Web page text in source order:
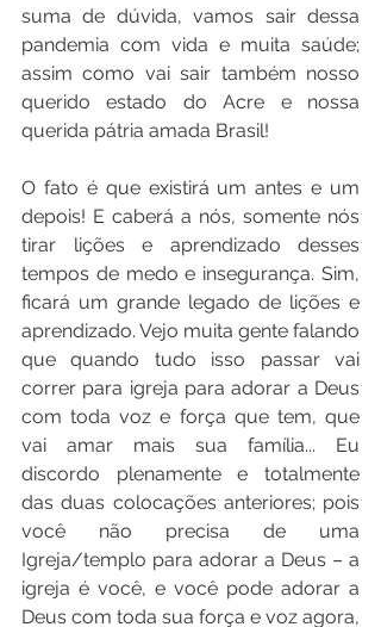
suma de dúvida, vamos sair dessa
pandemia com vida e muita saúde;
assim como vai sair também nosso
querido estado do Acre e nossa
querida pátria amada Brasil!
O fato é que existirá um antes e um
depois! E caberá a nós, somente nós
tirar lições e aprendizado desses
tempos de medo e insegurança. Sim,
ficará um grande legado de lições e
aprendizado. Vejo muita gente falando
que quando tudo isso passar vai
correr para igreja para adorar a Deus
com toda voz e força que tem, que
vai amar mais sua família... Eu
discordo plenamente e totalmente
das duas colocações anteriores; pois
você não precisa de uma
Igreja/templo para adorar a Deus – a
igreja é você, e você pode adorar a
Deus com toda sua força e voz agora,